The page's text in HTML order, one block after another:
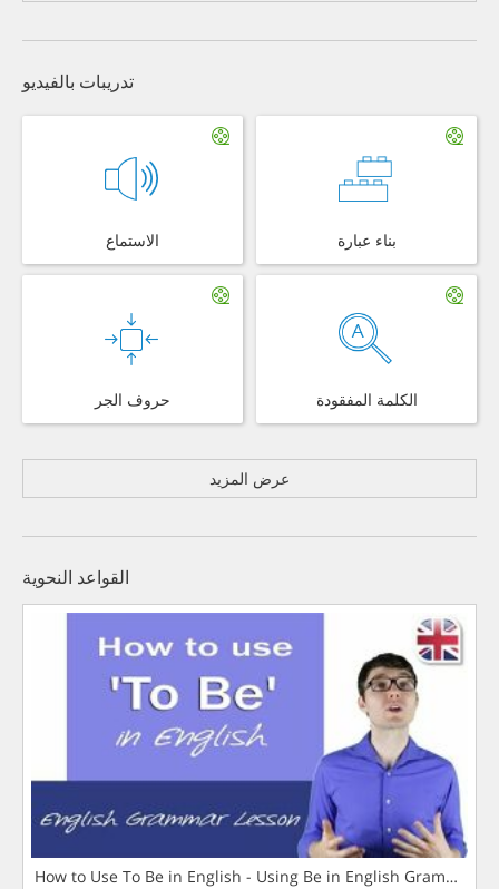
تدريبات بالفيديو
الاستماع بناء عبارة
حروف الجر الكلمة المفقودة
عرض المزيد
القواعد النحوية
How to Use To Be in English - Using Be in English Grammar